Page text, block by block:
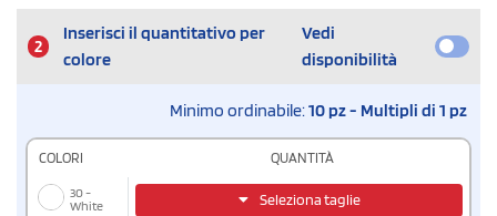
2
Inserisci il quantitativo per
colore
Vedi
disponibilità
Minimo ordinabile:10 pz - Multipli di 1 pz
COLORI QUANTITÀ
30 -
White
Seleziona taglie